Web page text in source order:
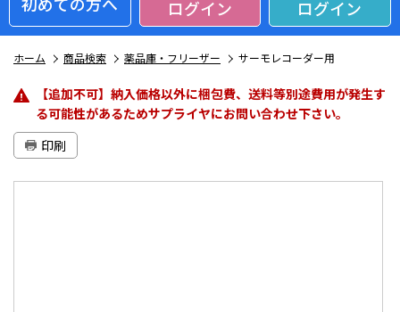
ログイン ログイン
ホーム 商品検索 薬品庫・フリーザー サーモレコーダー用
【追加不可】納入価格以外に梱包費、送料等別途費用が発生す
る可能性があるためサプライヤにお問い合わせ下さい。
印刷